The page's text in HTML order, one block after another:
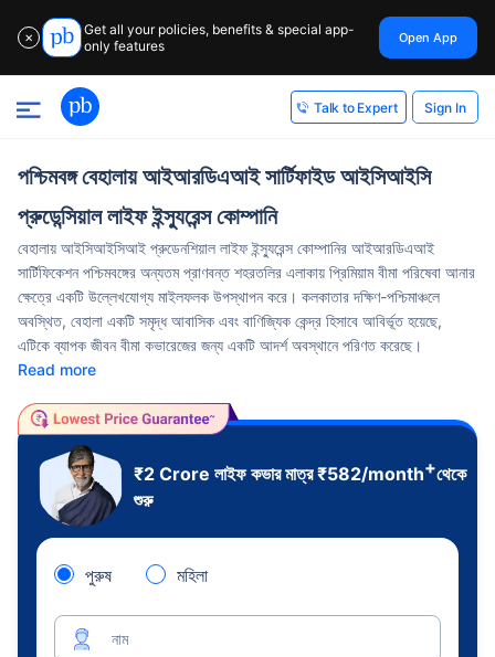
✕
Get all your policies, benefits & special app-
only features
Open App
Talk to Expert Sign In
পশ্চিমবঙ্গ বেহালায় আইআরডিএআই সার্টিফাইড আইসিআইসি
প্রুডেন্সিয়াল লাইফ ইন্স্যুরেন্স কোম্পানি
বেহালায় আইসিআইসিআই প্রুডেনশিয়াল লাইফ ইন্স্যুরেন্স কোম্পানির আইআরডিএআই
সার্টিফিকেশন পশ্চিমবঙ্গের অন্যতম প্রাণবন্ত শহরতলির এলাকায় প্রিমিয়াম বীমা পরিষেবা আনার
ক্ষেত্রে একটি উল্লেখযোগ্য মাইলফলক উপস্থাপন করে। কলকাতার দক্ষিণ-পশ্চিমাঞ্চলে
অবস্থিত, বেহালা একটি সমৃদ্ধ আবাসিক এবং বাণিজ্যিক কেন্দ্র হিসাবে আবির্ভূত হয়েছে,
এটিকে ব্যাপক জীবন বীমা কভারেজের জন্য একটি আদর্শ অবস্থানে পরিণত করেছে।
Read more
₹2 Crore লাইফ কভার মাত্র₹582/month+থেকে
শুরু
পুরুষ মহিলা
নাম